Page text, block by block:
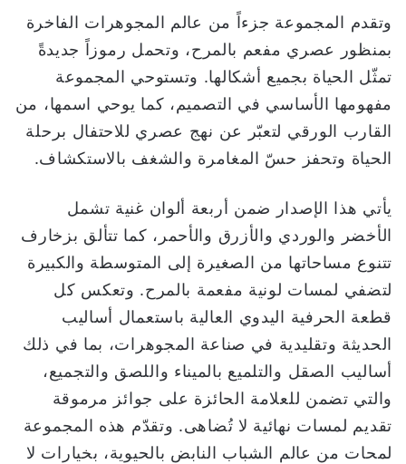
وتقدم المجموعة جزءاً من عالم المجوهرات الفاخرة
بمنظور عصري مفعم بالمرح، وتحمل رموزاً جديدةً
تمثّل الحياة بجميع أشكالها. وتستوحي المجموعة
مفهومها الأساسي في التصميم، كما يوحي اسمها، من
القارب الورقي لتعبّر عن نهج عصري للاحتفال برحلة
الحياة وتحفز حسّ المغامرة والشغف بالاستكشاف.
يأتي هذا الإصدار ضمن أربعة ألوان غنية تشمل
الأخضر والوردي والأزرق والأحمر، كما تتألق بزخارف
تتنوع مساحاتها من الصغيرة إلى المتوسطة والكبيرة
لتضفي لمسات لونية مفعمة بالمرح. وتعكس كل
قطعة الحرفية اليدوي العالية باستعمال أساليب
الحديثة وتقليدية في صناعة المجوهرات، بما في ذلك
أساليب الصقل والتلميع بالميناء واللصق والتجميع،
والتي تضمن للعلامة الحائزة على جوائز مرموقة
تقديم لمسات نهائية لا تُضاهى. وتقدّم هذه المجموعة
لمحات من عالم الشباب النابض بالحيوية، بخيارات لا